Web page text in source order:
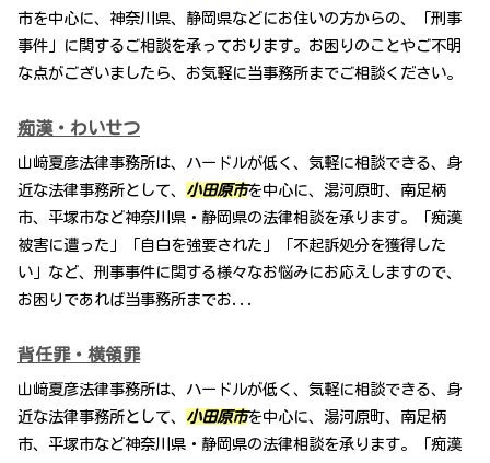
市を中心に、神奈川県、静岡県などにお住いの方からの、「刑事
事件」に関するご相談を承っております。お困りのことやご不明
な点がございましたら、お気軽に当事務所までご相談ください。
痴漢・わいせつ
山﨑夏彦法律事務所は、ハードルが低く、気軽に相談できる、身
近な法律事務所として、 小田原市を中心に、湯河原町、南足柄
市、平塚市など神奈川県・静岡県の法律相談を承ります。「痴漢
被害に遭った」「自白を強要された」「不起訴処分を獲得した
い」など、刑事事件に関する様々なお悩みにお応えしますので、
お困りであれば当事務所までお...
背任罪・横領罪
山﨑夏彦法律事務所は、ハードルが低く、気軽に相談できる、身
近な法律事務所として、 小田原市を中心に、湯河原町、南足柄
市、平塚市など神奈川県・静岡県の法律相談を承ります。「痴漢